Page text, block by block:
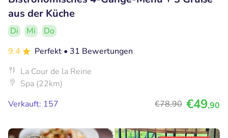
aus der Küche
Di Mi
Do
9.4
Perfekt • 31 Bewertungen
La Cour de la Reine
Spa (22km)
Verkauft: 157
€78,90 €49,90